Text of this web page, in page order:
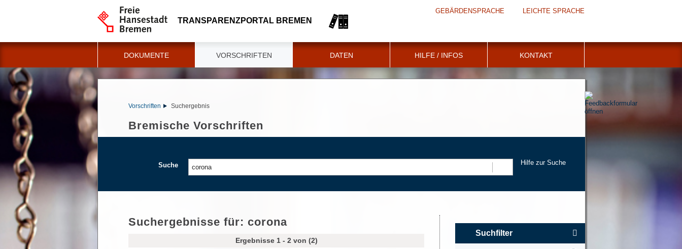
TRANSPARENZPORTAL BREMEN
GEBÄRDENSPRACHE LEICHTE SPRACHE
DOKUMENTE VORSCHRIFTEN DATEN HILFE / INFOS KONTAKT
Vorschriften Suchergebnis
Bremische Vorschriften
Suche
Hilfe zur Suche
Suchergebnisse für: corona
Ergebnisse 1 - 2 von (2)
Suchfilter